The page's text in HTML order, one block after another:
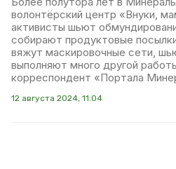
волонтёрский центр «Внуки,
активисты шьют
собирают продуктовые
вяжут маскировочные сети,
выполняют много другой
корреспондент «Портала
12 августа 2024, 11:04